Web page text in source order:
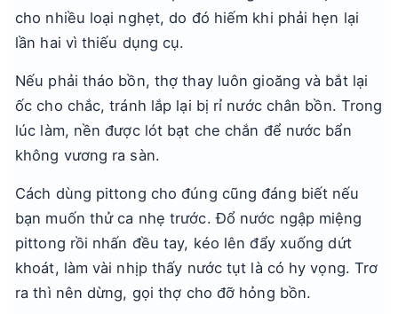
cho nhiều loại nghẹt, do đó hiếm khi phải hẹn lại
lần hai vì thiếu dụng cụ.
Nếu phải tháo bồn, thợ thay luôn gioăng và bắt lại
ốc cho chắc, tránh lắp lại bị rỉ nước chân bồn. Trong
lúc làm, nền được lót bạt che chắn để nước bẩn
không vương ra sàn.
Cách dùng pittong cho đúng cũng đáng biết nếu
bạn muốn thử ca nhẹ trước. Đổ nước ngập miệng
pittong rồi nhấn đều tay, kéo lên đẩy xuống dứt
khoát, làm vài nhịp thấy nước tụt là có hy vọng. Trơ
ra thì nên dừng, gọi thợ cho đỡ hỏng bồn.